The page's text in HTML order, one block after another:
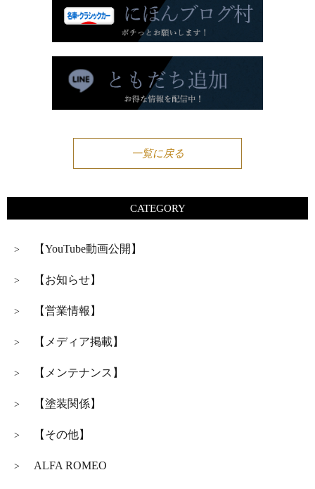
一覧に戻る
CATEGORY
> 【YouTube動画公開】
> 【お知らせ】
> 【営業情報】
> 【メディア掲載】
> 【メンテナンス】
> 【塗装関係】
> 【その他】
> ALFA ROMEO